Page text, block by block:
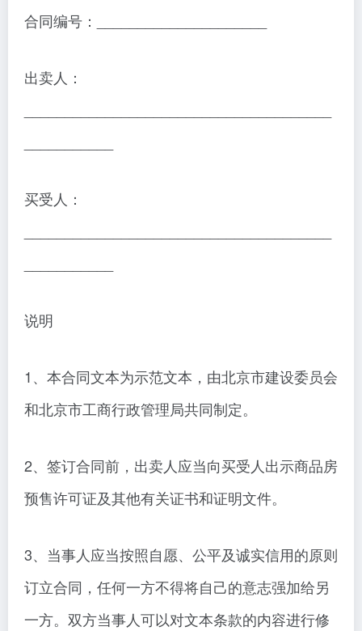
合同编号：_____________________
出卖人：
买受人：
说明
1、本合同文本为示范文本，由北京市建设委员会
和北京市工商行政管理局共同制定。
2、签订合同前，出卖人应当向买受人出示商品房
预售许可证及其他有关证书和证明文件。
3、当事人应当按照自愿、公平及诚实信用的原则
订立合同，任何一方不得将自己的意志强加给另
一方。双方当事人可以对文本条款的内容进行修